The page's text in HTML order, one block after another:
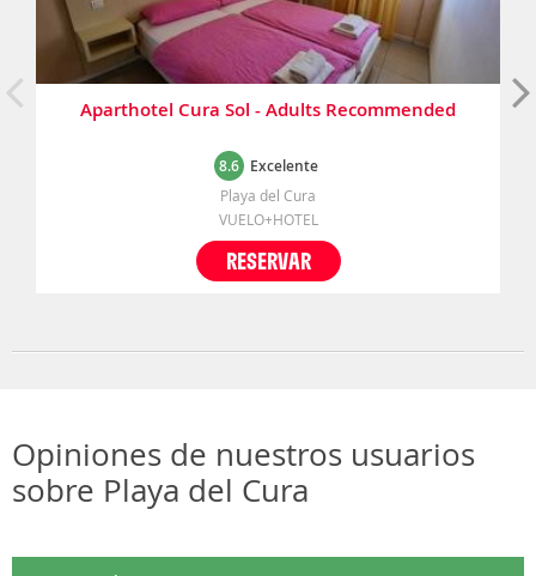
Aparthotel Cura Sol - Adults Recommended
8.6 Excelente
Playa del Cura
VUELO+HOTEL
RESERVAR
Opiniones de nuestros usuarios
sobre Playa del Cura